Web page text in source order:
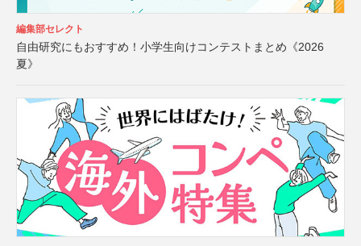
編集部セレクト
自由研究にもおすすめ！小学生向けコンテストまとめ《2026
夏》